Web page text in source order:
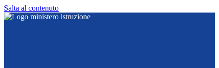
Salta al contenuto